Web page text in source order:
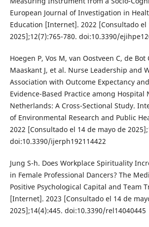
European Journal of Investigation in
Education [Internet]. 2022 [Consultado el
2025];12(7):765-780. doi:10.3390/
Hoegen P, Vos M, van Oostveen C, de Bot
Maaskant J, et al. Nurse Leadership and
Association with Outcome Expectancy
Evidence-Based Practice among Hospital
Netherlands: A Cross-Sectional Study.
of Environmental Research and Public
2022 [Consultado el 14 de mayo de
doi:10.3390/ijerph192114422
Jung S-h. Does Workplace Spirituality
in Female Professional Dancers? The
Positive Psychological Capital and Team
[Internet]. 2023 [Consultado el 14 de
2025];14(4):445. doi:10.3390/rel14040445